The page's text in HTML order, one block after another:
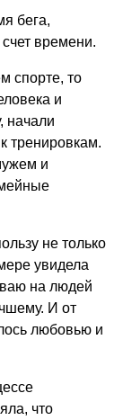
бега,
времени.
спорте, то
и
начали
тренировкам.
и
не только
увидела
на людей
И от
любовью и
что